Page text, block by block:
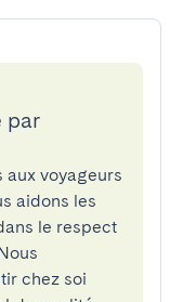
par
aux voyageurs
aidons les
le respect
chez soi